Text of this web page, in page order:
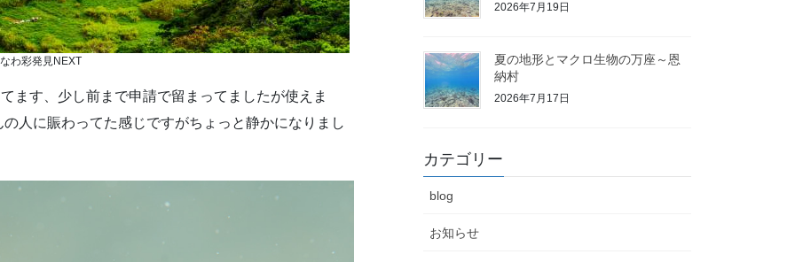
わ彩発見NEXT
ます、少し前まで申請で留まってましたが使えま
人に賑わってた感じですがちょっと静かになりまし
2026年7月19日
夏の地形とマクロ生物の万座～恩
納村
2026年7月17日
カテゴリー
blog
お知らせ